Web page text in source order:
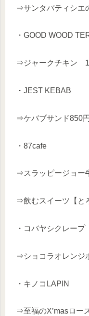
⇒サンタパティシエ
・GOOD WOOD
⇒ジャークチキン
・JEST KEBAB
⇒ケバブサンド850円
・87cafe
⇒スラッピージョー
⇒飲むスイーツ【と
・コバヤシクレープ
⇒ショコラオレンジ
・キノコLAPIN
⇒至福のX’masロー